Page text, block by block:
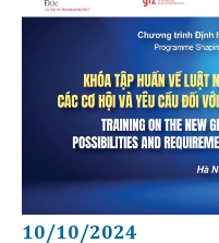
10/10/2024